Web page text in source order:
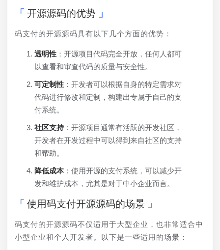
开源源码的优势
码支付的开源源码具有以下几个方面的优势：
透明性 ：开源项目代码完全开放，任何人都可
以查看和审查代码的质量与安全性。
可定制性 ：开发者可以根据自身的特定需求对
代码进行修改和定制，构建出专属于自己的支
付系统。
社区支持：开源项目通常有活跃的开发社区，
开发者在开发过程中可以得到来自社区的支持
和帮助。
降低成本：使用开源的支付系统，可以减少开
发和维护成本，尤其是对于中小企业而言。
使用码支付开源源码的场景
码支付的开源源码不仅适用于大型企业，也非常适合中
小型企业和个人开发者。以下是一些适用的场景：